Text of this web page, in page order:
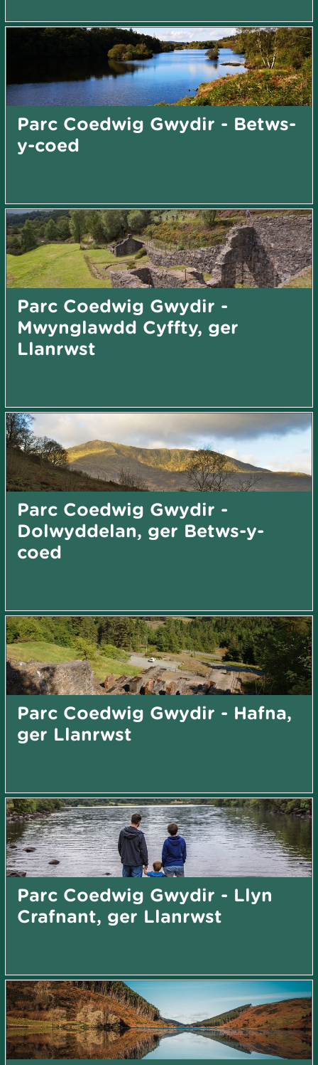
Parc Coedwig Gwydir - Betws-
y-coed
Parc Coedwig Gwydir -
Mwynglawdd Cyffty, ger
Llanrwst
Parc Coedwig Gwydir -
Dolwyddelan, ger Betws-y-
coed
Parc Coedwig Gwydir - Hafna,
ger Llanrwst
Parc Coedwig Gwydir - Llyn
Crafnant, ger Llanrwst